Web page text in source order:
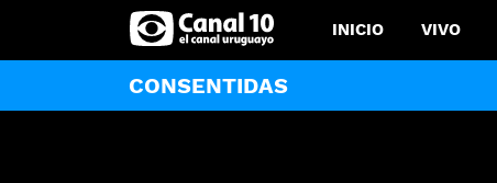
INICIO VIVO
CONSENTIDAS